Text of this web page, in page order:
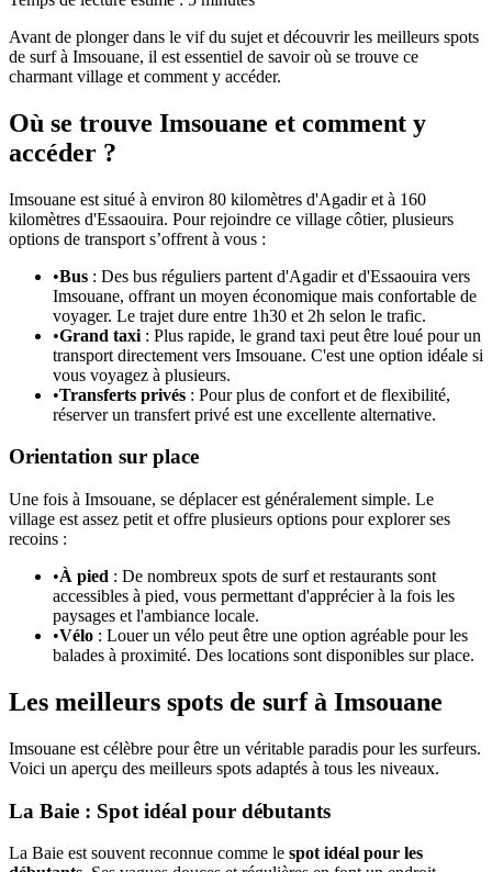
Avant de plonger dans le vif du sujet et découvrir les meilleurs spots
de surf à Imsouane, il est essentiel de savoir où se trouve ce
charmant village et comment y accéder.
Où se trouve Imsouane et comment y
accéder ?
Imsouane est situé à environ 80 kilomètres d'Agadir et à 160
kilomètres d'Essaouira. Pour rejoindre ce village côtier, plusieurs
options de transport s’offrent à vous :
•Bus : Des bus réguliers partent d'Agadir et d'Essaouira vers
Imsouane, offrant un moyen économique mais confortable de
voyager. Le trajet dure entre 1h30 et 2h selon le trafic.
•Grand taxi : Plus rapide, le grand taxi peut être loué pour un
transport directement vers Imsouane. C'est une option idéale si
vous voyagez à plusieurs.
•Transferts privés : Pour plus de confort et de flexibilité,
réserver un transfert privé est une excellente alternative.
Orientation sur place
Une fois à Imsouane, se déplacer est généralement simple. Le
village est assez petit et offre plusieurs options pour explorer ses
recoins :
•À pied : De nombreux spots de surf et restaurants sont
accessibles à pied, vous permettant d'apprécier à la fois les
paysages et l'ambiance locale.
•Vélo : Louer un vélo peut être une option agréable pour les
balades à proximité. Des locations sont disponibles sur place.
Les meilleurs spots de surf à Imsouane
Imsouane est célèbre pour être un véritable paradis pour les surfeurs.
Voici un aperçu des meilleurs spots adaptés à tous les niveaux.
La Baie : Spot idéal pour débutants
La Baie est souvent reconnue comme le spot idéal pour les